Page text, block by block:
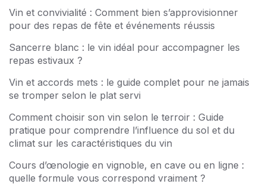
Vin et convivialité : Comment bien s’approvisionner
pour des repas de fête et événements réussis
Sancerre blanc : le vin idéal pour accompagner les
repas estivaux ?
Vin et accords mets : le guide complet pour ne jamais
se tromper selon le plat servi
Comment choisir son vin selon le terroir : Guide
pratique pour comprendre l’influence du sol et du
climat sur les caractéristiques du vin
Cours d’œnologie en vignoble, en cave ou en ligne :
quelle formule vous correspond vraiment ?